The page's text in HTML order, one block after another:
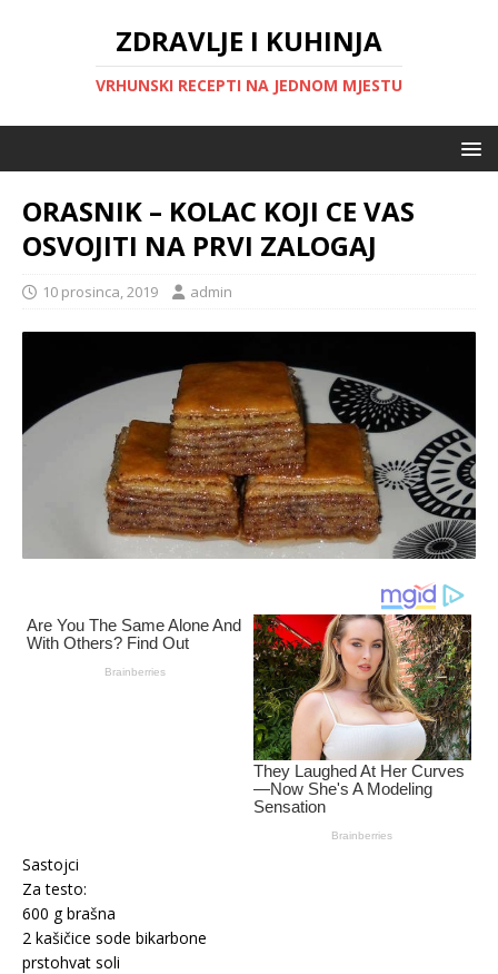
ZDRAVLJE I KUHINJA
VRHUNSKI RECEPTI NA JEDNOM MJESTU
ORASNIK – KOLAC KOJI CE VAS
OSVOJITI NA PRVI ZALOGAJ
10 prosinca, 2019 admin
Sastojci
Za testo:
600 g brašna
2 kašičice sode bikarbone
prstohvat soli